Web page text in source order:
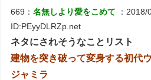
669：名無しより愛をこめて
：
ID:PEyyDLRZp.net
ネタにされそうなことリスト
建物を突き破って変身する初代
ジャミラ